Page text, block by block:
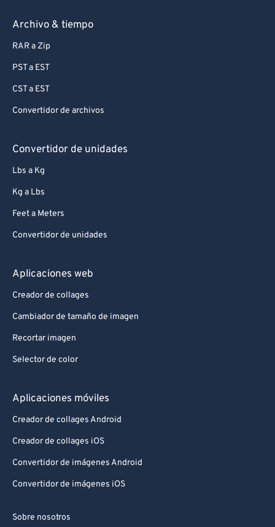
Archivo & tiempo
RAR a Zip
PST a EST
CST a EST
Convertidor de archivos
Convertidor de unidades
Lbs a Kg
Kg a Lbs
Feet a Meters
Convertidor de unidades
Aplicaciones web
Creador de collages
Cambiador de tamaño de imagen
Recortar imagen
Selector de color
Aplicaciones móviles
Creador de collages Android
Creador de collages iOS
Convertidor de imágenes Android
Convertidor de imágenes iOS
Sobre nosotros